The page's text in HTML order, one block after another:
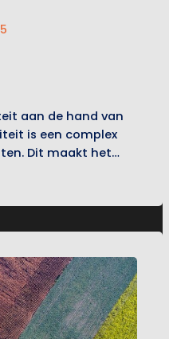
aan de hand van
is een complex
Dit maakt het
wat het
zijn er diverse